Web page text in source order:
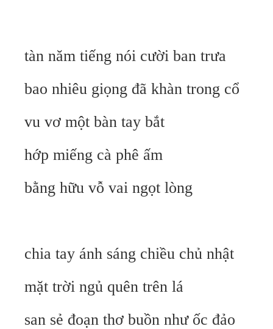
tàn năm tiếng nói cười ban trưa
bao nhiêu giọng đã khàn trong cổ
vu vơ một bàn tay bắt
hớp miếng cà phê ấm
bằng hữu vỗ vai ngọt lòng
chia tay ánh sáng chiều chủ nhật
mặt trời ngủ quên trên lá
san sẻ đoạn thơ buồn như ốc đảo